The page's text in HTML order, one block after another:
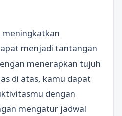
menjadi tantangan
menerapkan tujuh
di atas, kamu dapat
dengan
mengatur jadwal